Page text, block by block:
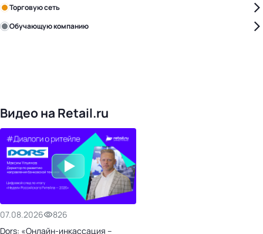
Торговую сеть
Обучающую компанию
Видео на Retail.ru
07.08.2026
826
Dors: «Онлайн-инкассация –